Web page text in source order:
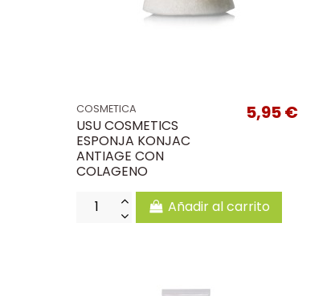
COSMETICA
USU COSMETICS
ESPONJA KONJAC
ANTIAGE CON
COLAGENO
5,95 €
Añadir al carrito